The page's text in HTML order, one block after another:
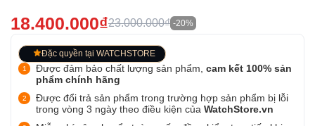
18.400.000₫23.000.000₫ -20%
Đặc quyền tại WATCHSTORE
Được đảm bảo chất lượng sản phẩm, cam kết 100% sản
phẩm chính hãng
Được đổi trả sản phẩm trong trường hợp sản phẩm bị lỗi
trong vòng 3 ngày theo điều kiện của WatchStore.vn